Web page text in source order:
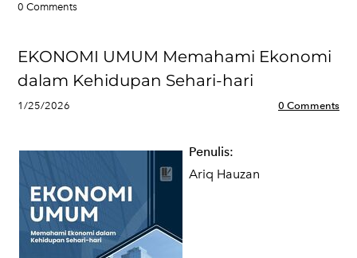
0 Comments
EKONOMI UMUM Memahami Ekonomi
dalam Kehidupan Sehari-hari
1/25/2026 0 Comments
Penulis:
Ariq Hauzan